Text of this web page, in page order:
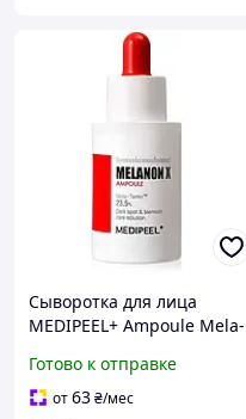
Сыворотка для лица
MEDIPEEL+ Ampoule Mela-
осветления пигментации
и сияние кожи
Готово к отправке
от63₴/мес